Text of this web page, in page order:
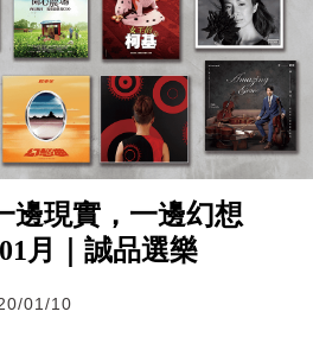
邊現實，一邊幻想
月｜誠品選樂
01/10